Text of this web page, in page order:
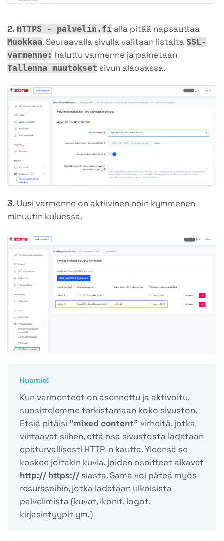
2. HTTPS - palvelin.fi alla pitää napsauttaa
Muokkaa. Seuraavalla sivulla valitaan listalta SSL-
varmenne: haluttu varmenne ja painetaan
Tallenna muutokset sivun alaosassa.
3. Uusi varmenne on aktiivinen noin kymmenen
minuutin kuluessa.
Huomio!
Kun varmenteet on asennettu ja aktivoitu,
suosittelemme tarkistamaan koko sivuston.
Etsiä pitäisi ”mixed content” virheitä, jotka
viittaavat siihen, että osa sivustosta ladataan
epäturvallisesti HTTP-n kautta. Yleensä se
koskee joitakin kuvia, joiden osoitteet alkavat
http:// https:// siasta. Sama voi päteä myös
resursseihin, jotka ladataan ulkoisista
palvelimista (kuvat, ikonit, logot,
kirjasintyypit ym.)